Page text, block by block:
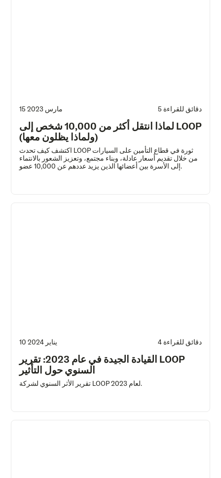
15 مارس 2023 5 دقائق للقراءة
لماذا انتقل أكثر من 10,000 شخص إلى LOOP
(ولماذا يظلون معها)
اكتشف كيف تحدث LOOP ثورة في قطاع التأمين على السيارات
من خلال تقديم أسعار عادلة، وبناء مجتمع، وتعزيز الشعور بالانتماء
إلى الأسرة بين أعضائها الذين يزيد عددهم عن 10,000 عضو.
10 يناير 2024 4 دقائق للقراءة
القيادة الجيدة في عام 2023: تقرير LOOP
السنوي حول التأثير
تقرير الأثر السنوي لشركة LOOP لعام 2023.